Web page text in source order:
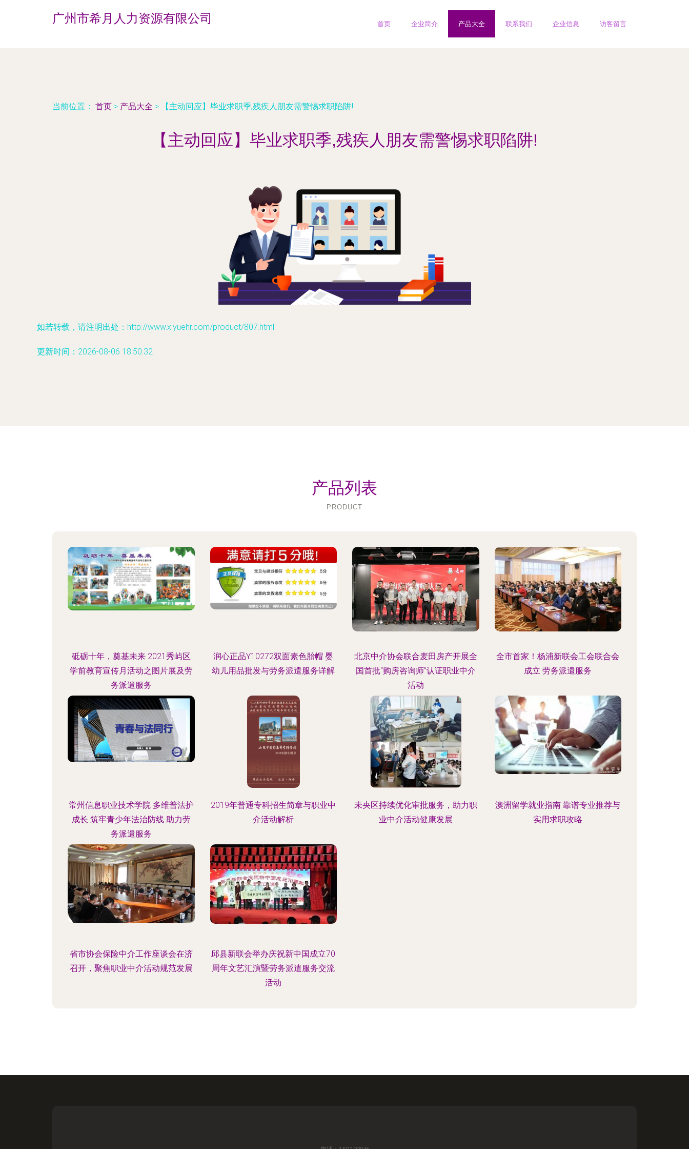
广州市希月人力资源有限公司 首页 企业简介 产品大全 联系我们 企业信息 访客留言
当前位置： 首页 > 产品大全 > 【主动回应】毕业求职季,残疾人朋友需警惕求职陷阱!
【主动回应】毕业求职季,残疾人朋友需警惕求职陷阱!
如若转载，请注明出处：http://www.xiyuehr.com/product/807.html
更新时间：2026-08-06 18:50:32
产品列表
PRODUCT
砥砺十年，奠基未来 2021秀屿区
学前教育宣传月活动之图片展及劳
务派遣服务
润心正品Y10272双面素色胎帽 婴
幼儿用品批发与劳务派遣服务详解
北京中介协会联合麦田房产开展全
国首批“购房咨询师”认证职业中介
活动
全市首家！杨浦新联会工会联合会
成立 劳务派遣服务
常州信息职业技术学院 多维普法护
成长 筑牢青少年法治防线 助力劳
务派遣服务
2019年普通专科招生简章与职业中
介活动解析
未央区持续优化审批服务，助力职
业中介活动健康发展
澳洲留学就业指南 靠谱专业推荐与
实用求职攻略
省市协会保险中介工作座谈会在济
召开，聚焦职业中介活动规范发展
邱县新联会举办庆祝新中国成立70
周年文艺汇演暨劳务派遣服务交流
活动